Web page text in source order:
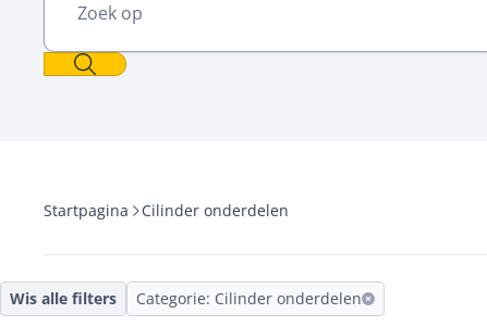
Startpagina Cilinder onderdelen
Wis alle filters Categorie: Cilinder onderdelen